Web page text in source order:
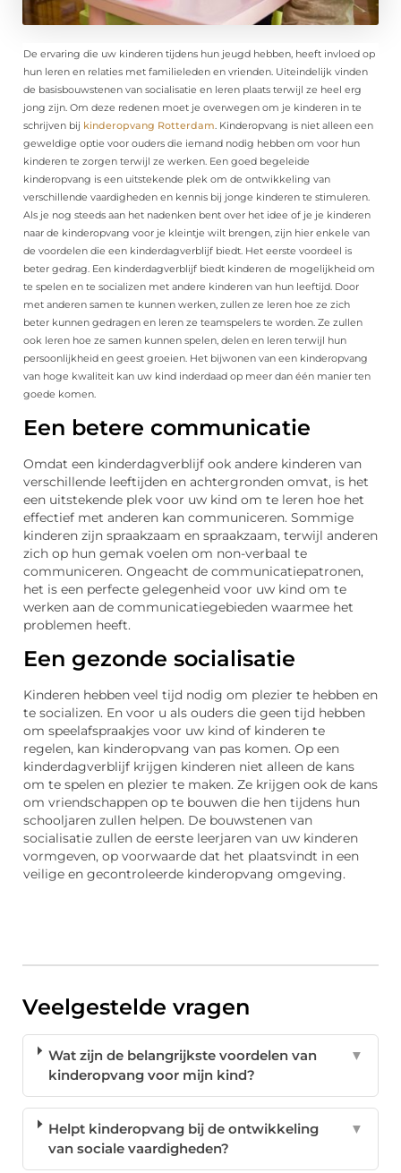
De ervaring die uw kinderen tijdens hun jeugd hebben, heeft invloed op
hun leren en relaties met familieleden en vrienden. Uiteindelijk vinden
de basisbouwstenen van socialisatie en leren plaats terwijl ze heel erg
jong zijn. Om deze redenen moet je overwegen om je kinderen in te
schrijven bij kinderopvang Rotterdam. Kinderopvang is niet alleen een
geweldige optie voor ouders die iemand nodig hebben om voor hun
kinderen te zorgen terwijl ze werken. Een goed begeleide
kinderopvang is een uitstekende plek om de ontwikkeling van
verschillende vaardigheden en kennis bij jonge kinderen te stimuleren.
Als je nog steeds aan het nadenken bent over het idee of je je kinderen
naar de kinderopvang voor je kleintje wilt brengen, zijn hier enkele van
de voordelen die een kinderdagverblijf biedt. Het eerste voordeel is
beter gedrag. Een kinderdagverblijf biedt kinderen de mogelijkheid om
te spelen en te socializen met andere kinderen van hun leeftijd. Door
met anderen samen te kunnen werken, zullen ze leren hoe ze zich
beter kunnen gedragen en leren ze teamspelers te worden. Ze zullen
ook leren hoe ze samen kunnen spelen, delen en leren terwijl hun
persoonlijkheid en geest groeien. Het bijwonen van een kinderopvang
van hoge kwaliteit kan uw kind inderdaad op meer dan één manier ten
goede komen.
Een betere communicatie
Omdat een kinderdagverblijf ook andere kinderen van
verschillende leeftijden en achtergronden omvat, is het
een uitstekende plek voor uw kind om te leren hoe het
effectief met anderen kan communiceren. Sommige
kinderen zijn spraakzaam en spraakzaam, terwijl anderen
zich op hun gemak voelen om non-verbaal te
communiceren. Ongeacht de communicatiepatronen,
het is een perfecte gelegenheid voor uw kind om te
werken aan de communicatiegebieden waarmee het
problemen heeft.
Een gezonde socialisatie
Kinderen hebben veel tijd nodig om plezier te hebben en
te socializen. En voor u als ouders die geen tijd hebben
om speelafspraakjes voor uw kind of kinderen te
regelen, kan kinderopvang van pas komen. Op een
kinderdagverblijf krijgen kinderen niet alleen de kans
om te spelen en plezier te maken. Ze krijgen ook de kans
om vriendschappen op te bouwen die hen tijdens hun
schooljaren zullen helpen. De bouwstenen van
socialisatie zullen de eerste leerjaren van uw kinderen
vormgeven, op voorwaarde dat het plaatsvindt in een
veilige en gecontroleerde kinderopvang omgeving.
Veelgestelde vragen
Wat zijn de belangrijkste voordelen van
kinderopvang voor mijn kind?
▼
Helpt kinderopvang bij de ontwikkeling
van sociale vaardigheden?
▼